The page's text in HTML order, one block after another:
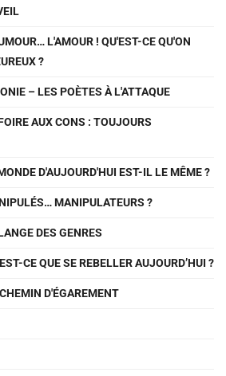
L'AMOUR ! QU'EST-CE QU'ON
?
– LES POÈTES À L'ATTAQUE
AUX CONS : TOUJOURS
D'AUJOURD'HUI EST-IL LE MÊME ?
MANIPULATEURS ?
DES GENRES
CE QUE SE REBELLER AUJOURD’HUI ?
D'ÉGAREMENT